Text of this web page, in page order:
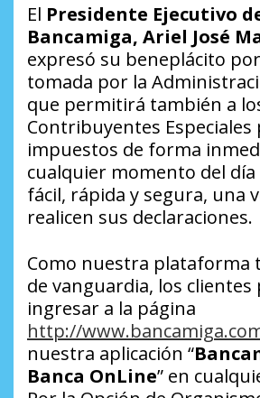
El Presidente Ejecutivo
Bancamiga, Ariel José
expresó su beneplácito
tomada por la
que permitirá también a
Contribuyentes Especiales
impuestos de forma
cualquier momento del
fácil, rápida y segura, una
realicen sus declaraciones.
Como nuestra plataforma
de vanguardia, los clientes
ingresar a la página
http://
nuestra aplicación “
Banca OnLine” en